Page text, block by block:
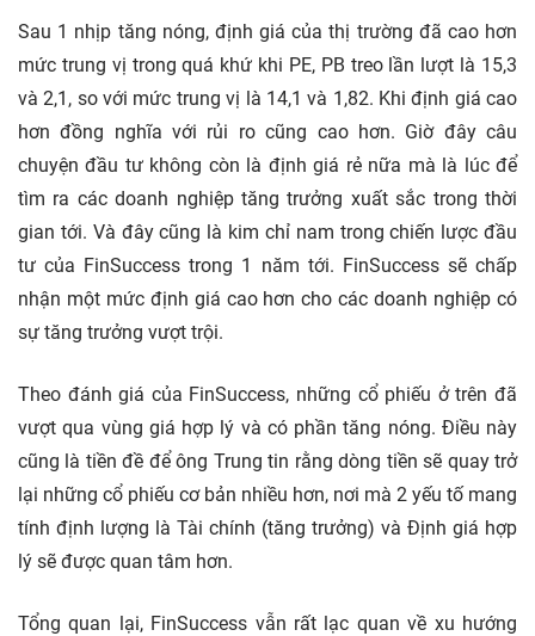
Sau 1 nhịp tăng nóng, định giá của thị trường đã cao hơn
mức trung vị trong quá khứ khi PE, PB treo lần lượt là 15,3
và 2,1, so với mức trung vị là 14,1 và 1,82. Khi định giá cao
hơn đồng nghĩa với rủi ro cũng cao hơn. Giờ đây câu
chuyện đầu tư không còn là định giá rẻ nữa mà là lúc để
tìm ra các doanh nghiệp tăng trưởng xuất sắc trong thời
gian tới. Và đây cũng là kim chỉ nam trong chiến lược đầu
tư của FinSuccess trong 1 năm tới. FinSuccess sẽ chấp
nhận một mức định giá cao hơn cho các doanh nghiệp có
sự tăng trưởng vượt trội.
Theo đánh giá của FinSuccess, những cổ phiếu ở trên đã
vượt qua vùng giá hợp lý và có phần tăng nóng. Điều này
cũng là tiền đề để ông Trung tin rằng dòng tiền sẽ quay trở
lại những cổ phiếu cơ bản nhiều hơn, nơi mà 2 yếu tố mang
tính định lượng là Tài chính (tăng trưởng) và Định giá hợp
lý sẽ được quan tâm hơn.
Tổng quan lại, FinSuccess vẫn rất lạc quan về xu hướng